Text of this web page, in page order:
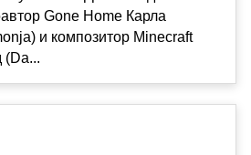
Gone Home Карла
и композитор Minecraft
(Da...